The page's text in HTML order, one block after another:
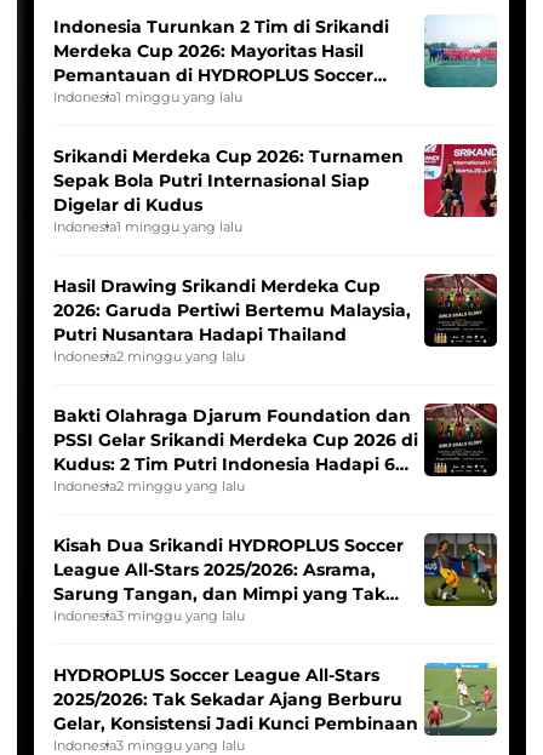
Indonesia Turunkan 2 Tim di Srikandi
Merdeka Cup 2026: Mayoritas Hasil
Pemantauan di HYDROPLUS Soccer
League
Indonesia1 minggu yang lalu
Srikandi Merdeka Cup 2026: Turnamen
Sepak Bola Putri Internasional Siap
Digelar di Kudus
Indonesia1 minggu yang lalu
Hasil Drawing Srikandi Merdeka Cup
2026: Garuda Pertiwi Bertemu Malaysia,
Putri Nusantara Hadapi Thailand
Indonesia2 minggu yang lalu
Bakti Olahraga Djarum Foundation dan
PSSI Gelar Srikandi Merdeka Cup 2026 di
Kudus: 2 Tim Putri Indonesia Hadapi 6
Tim Asia
Indonesia2 minggu yang lalu
Kisah Dua Srikandi HYDROPLUS Soccer
League All-Stars 2025/2026: Asrama,
Sarung Tangan, dan Mimpi yang Tak
Pernah Padam
Indonesia3 minggu yang lalu
HYDROPLUS Soccer League All-Stars
2025/2026: Tak Sekadar Ajang Berburu
Gelar, Konsistensi Jadi Kunci Pembinaan
Indonesia3 minggu yang lalu